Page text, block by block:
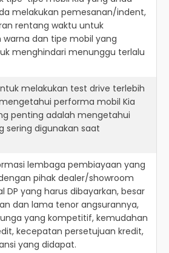
melakukan pemesanan/indent,
rentang waktu untuk
dan tipe mobil yang
menghindari menunggu terlalu
melakukan test drive terlebih
performa mobil Kia
penting adalah mengetahui
sering digunakan saat
lembaga pembiayaan yang
pihak dealer/showroom
DP yang harus dibayarkan, besar
dan lama tenor angsurannya,
yang kompetitif, kemudahan
kecepatan persetujuan kredit,
yang didapat.